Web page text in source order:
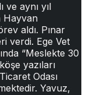
ve aynı yıl
Hayvan
aldı. Pınar
verdi. Ege Vet
“Meslekte 30
yazıları
Odası
Yavuz,